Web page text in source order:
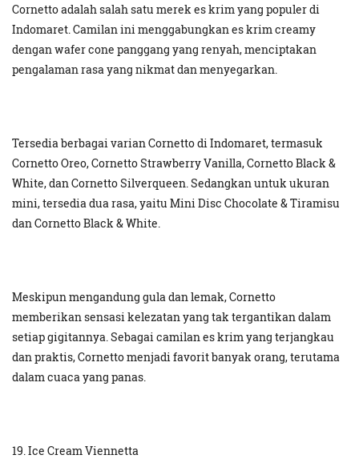
Cornetto adalah salah satu merek es krim yang populer di
Indomaret. Camilan ini menggabungkan es krim creamy
dengan wafer cone panggang yang renyah, menciptakan
pengalaman rasa yang nikmat dan menyegarkan.
Tersedia berbagai varian Cornetto di Indomaret, termasuk
Cornetto Oreo, Cornetto Strawberry Vanilla, Cornetto Black &
White, dan Cornetto Silverqueen. Sedangkan untuk ukuran
mini, tersedia dua rasa, yaitu Mini Disc Chocolate & Tiramisu
dan Cornetto Black & White.
Meskipun mengandung gula dan lemak, Cornetto
memberikan sensasi kelezatan yang tak tergantikan dalam
setiap gigitannya. Sebagai camilan es krim yang terjangkau
dan praktis, Cornetto menjadi favorit banyak orang, terutama
dalam cuaca yang panas.
19. Ice Cream Viennetta